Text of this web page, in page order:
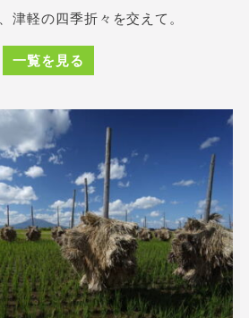
津軽の四季折々を交えて。
一覧を見る